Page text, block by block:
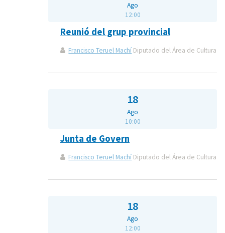
Ago
12:00
Reunió del grup provincial
Francisco Teruel Machí Diputado del Área de Cultura
18
Ago
10:00
Junta de Govern
Francisco Teruel Machí Diputado del Área de Cultura
18
Ago
12:00